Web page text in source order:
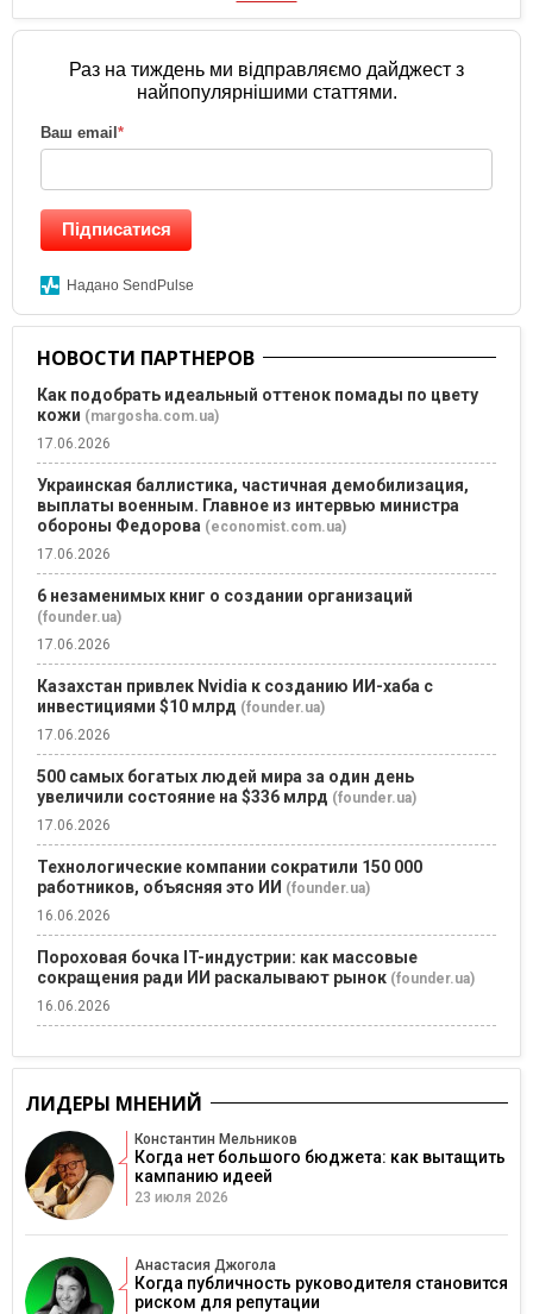
Раз на тиждень ми відправляємо дайджест з
найпопулярнішими статтями.
Ваш email *
Підписатися
Надано SendPulse
НОВОСТИ ПАРТНЕРОВ
Как подобрать идеальный оттенок помады по цвету
кожи (margosha.com.ua)
17.06.2026
Украинская баллистика, частичная демобилизация,
выплаты военным. Главное из интервью министра
обороны Федорова (economist.com.ua)
17.06.2026
6 незаменимых книг о создании организаций
(founder.ua)
17.06.2026
Казахстан привлек Nvidia к созданию ИИ-хаба с
инвестициями $10 млрд (founder.ua)
17.06.2026
500 самых богатых людей мира за один день
увеличили состояние на $336 млрд (founder.ua)
17.06.2026
Технологические компании сократили 150 000
работников, объясняя это ИИ (founder.ua)
16.06.2026
Пороховая бочка IT-индустрии: как массовые
сокращения ради ИИ раскалывают рынок (founder.ua)
16.06.2026
ЛИДЕРЫ МНЕНИЙ
Константин Мельников
Когда нет большого бюджета: как вытащить
кампанию идеей
23 июля 2026
Анастасия Джогола
Когда публичность руководителя становится
риском для репутации